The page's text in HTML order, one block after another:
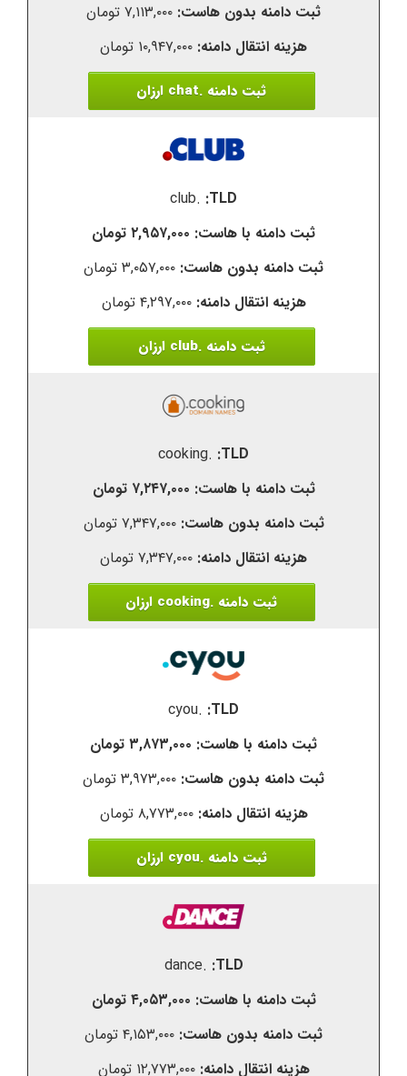
۷,۱۱۳,۰۰۰ تومان
۱۰,۹۴۷,۰۰۰ تومان
ثبت دامنه .chat ارزان
.club
۲,۹۵۷,۰۰۰ تومان
۳,۰۵۷,۰۰۰ تومان
۴,۲۹۷,۰۰۰ تومان
ثبت دامنه .club ارزان
.cooking
۷,۲۴۷,۰۰۰ تومان
۷,۳۴۷,۰۰۰ تومان
۷,۳۴۷,۰۰۰ تومان
ثبت دامنه .cooking ارزان
.cyou
۳,۸۷۳,۰۰۰ تومان
۳,۹۷۳,۰۰۰ تومان
۸,۷۷۳,۰۰۰ تومان
ثبت دامنه .cyou ارزان
.dance
۴,۰۵۳,۰۰۰ تومان
۴,۱۵۳,۰۰۰ تومان
۱۲,۷۷۳,۰۰۰ تومان